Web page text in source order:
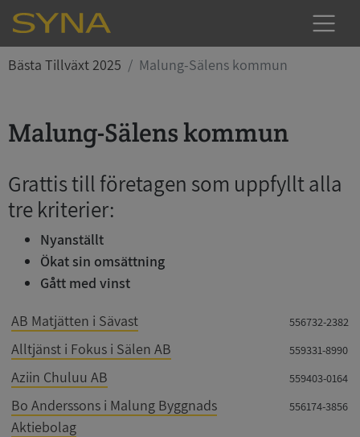
Bästa Tillväxt 2025 Malung-Sälens kommun
Malung-Sälens kommun
Grattis till företagen som uppfyllt alla
tre kriterier:
Nyanställt
Ökat sin omsättning
Gått med vinst
AB Matjätten i Sävast 556732-2382
Alltjänst i Fokus i Sälen AB 559331-8990
Aziin Chuluu AB 559403-0164
Bo Anderssons i Malung Byggnads
Aktiebolag
556174-3856